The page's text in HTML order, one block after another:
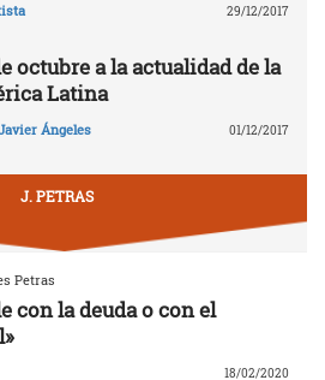
29/12/2017
octubre a la actualidad de la
Latina
Ángeles
01/12/2017
J. PETRAS
Petras
con la deuda o con el
18/02/2020